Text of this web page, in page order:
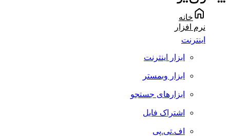
خانه
نرم افزار
اینترنت
ابزار اینترنت
ابزار وبمستر
ابزارهای جستجو
اشتراک فایل
اف.تی.پی